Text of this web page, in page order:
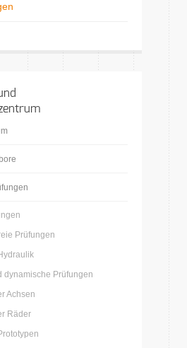
Prüfungen
dynamische Prüfungen
Achsen
Räder